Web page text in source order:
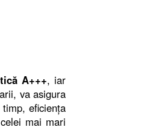
A+++, iar
va asigura
eficiența
mai mari